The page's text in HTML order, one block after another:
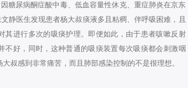
糖尿病酮症酸中毒、低血容量性休克、重症肺炎在京东
静医生发现患者杨大叔痰液多且粘稠、伴呼吸困难，且
其进行多次的吸痰护理。即便如此，由于患者咳嗽反射
不好，同时，这种普通的吸痰装置每次吸痰都会刺激咽
叔感到非常痛苦，而且肺部感染控制的不是很理想。